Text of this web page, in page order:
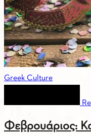
Greek Culture
Φεβρουάριος: